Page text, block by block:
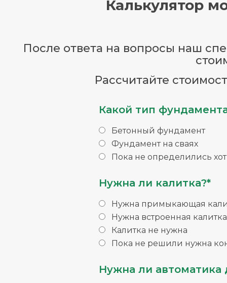
Калькулятор
После ответа на вопросы наш
Рассчитайте
Какой тип
Бетонный фундамент
Фундамент на сваях
Пока не определились
Нужна ли калитка?*
Нужна примыкающая
Нужна встроенная калитка
Калитка не нужна
Пока не решили нужна
Нужна ли автоматика